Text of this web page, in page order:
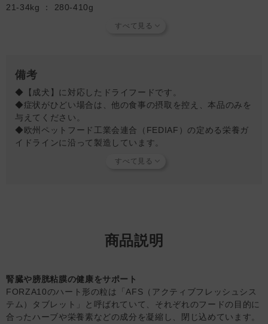
21-34kg ： 280-410g
備考
◆【成犬】に対応したドライフードです。
◆症状がひどい場合は、他の食事の摂取を控え、本品のみを
与えてください。
◆欧州ペットフード工業会連合（FEDIAF）の定める栄養ガ
イドラインに沿って製造しています。
やタンパク加水分解処理を行い、フードに起因する食物アレ
の体内の消化分解処理を原料段階で分解処理し、アミノ酸に
◆本品を使い症状の緩和が見られた後は、緩和状態を維持し
免疫力向上の為に『デイリーベト 免疫ケア』に切り替えて
ください。
◆FORZA10ドライシリーズ 1.5kg以上の商品は、日本向け
商品説明
腎臓や膀胱粘膜の健康をサポート
FORZA10のハート形の粒は「AFS（アクティブフレッシュシス
テム）タブレット」と呼ばれていて、それぞれのフードの目的に
合ったハーブや栄養素などの成分を凝縮し、閉じ込めています。